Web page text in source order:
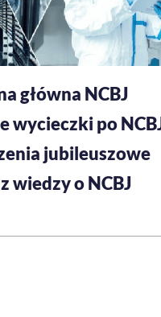
główna NCBJ
wycieczki po
jubileuszowe
wiedzy o NCBJ